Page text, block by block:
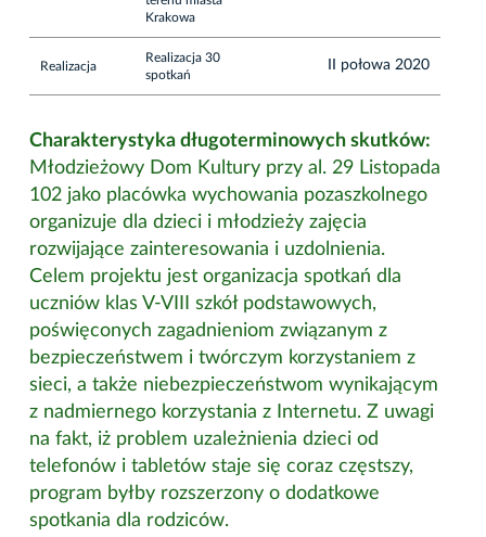
Krakowa
Realizacja
Realizacja 30
spotkań
II połowa 2020
Charakterystyka długoterminowych skutków:
Młodzieżowy Dom Kultury przy al. 29 Listopada
102 jako placówka wychowania pozaszkolnego
organizuje dla dzieci i młodzieży zajęcia
rozwijające zainteresowania i uzdolnienia.
Celem projektu jest organizacja spotkań dla
uczniów klas V-VIII szkół podstawowych,
poświęconych zagadnieniom związanym z
bezpieczeństwem i twórczym korzystaniem z
sieci, a także niebezpieczeństwom wynikającym
z nadmiernego korzystania z Internetu. Z uwagi
na fakt, iż problem uzależnienia dzieci od
telefonów i tabletów staje się coraz częstszy,
program byłby rozszerzony o dodatkowe
spotkania dla rodziców.